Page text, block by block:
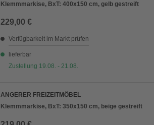
Klemmmarkise, BxT: 400x150 cm, gelb gestreift
229,00 €
Verfügbarkeit im Markt prüfen
lieferbar
Zustellung 19.08. - 21.08.
ANGERER FREIZEITMÖBEL
Klemmmarkise, BxT: 350x150 cm, beige gestreift